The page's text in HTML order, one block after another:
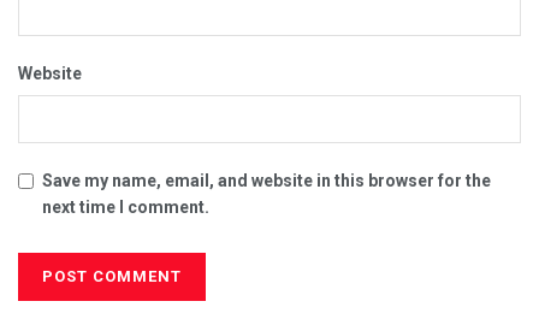
Website
Save my name, email, and website in this browser for the
next time I comment.